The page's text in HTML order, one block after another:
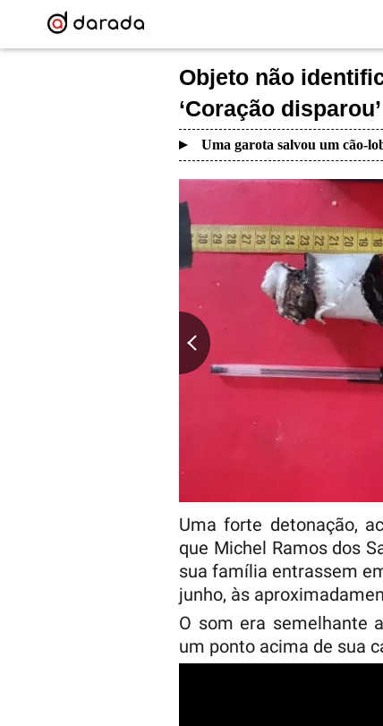
Objeto não
‘Coração disparou’
Uma garota salvou um cão-
Uma forte detonação,
que Michel Ramos dos
sua família entrassem
junho, às
O som era semelhante
um ponto acima de sua